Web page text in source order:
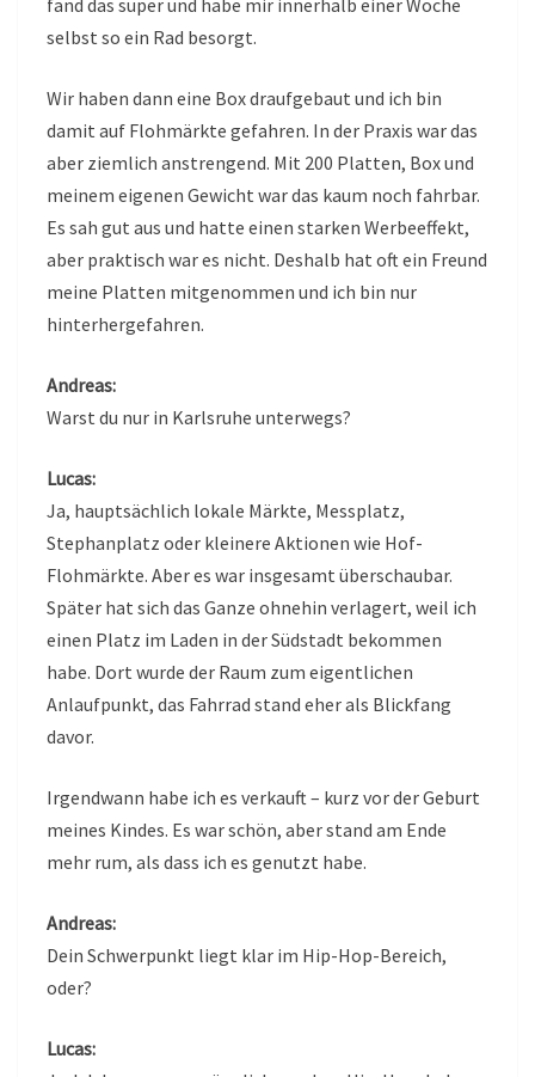
fand das super und habe mir innerhalb einer Woche
selbst so ein Rad besorgt.
Wir haben dann eine Box draufgebaut und ich bin
damit auf Flohmärkte gefahren. In der Praxis war das
aber ziemlich anstrengend. Mit 200 Platten, Box und
meinem eigenen Gewicht war das kaum noch fahrbar.
Es sah gut aus und hatte einen starken Werbeeffekt,
aber praktisch war es nicht. Deshalb hat oft ein Freund
meine Platten mitgenommen und ich bin nur
hinterhergefahren.
Andreas:
Warst du nur in Karlsruhe unterwegs?
Lucas:
Ja, hauptsächlich lokale Märkte, Messplatz,
Stephanplatz oder kleinere Aktionen wie Hof-
Flohmärkte. Aber es war insgesamt überschaubar.
Später hat sich das Ganze ohnehin verlagert, weil ich
einen Platz im Laden in der Südstadt bekommen
habe. Dort wurde der Raum zum eigentlichen
Anlaufpunkt, das Fahrrad stand eher als Blickfang
davor.
Irgendwann habe ich es verkauft – kurz vor der Geburt
meines Kindes. Es war schön, aber stand am Ende
mehr rum, als dass ich es genutzt habe.
Andreas:
Dein Schwerpunkt liegt klar im Hip-Hop-Bereich,
oder?
Lucas: